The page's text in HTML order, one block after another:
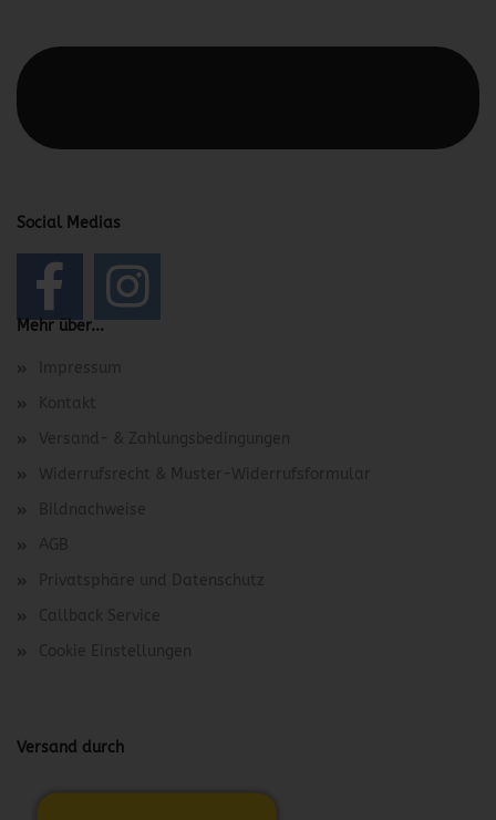
Social Medias
Mehr über...
Impressum
Kontakt
Versand- & Zahlungsbedingungen
Widerrufsrecht & Muster-Widerrufsformular
Bildnachweise
AGB
Privatsphäre und Datenschutz
Callback Service
Cookie Einstellungen
Versand durch